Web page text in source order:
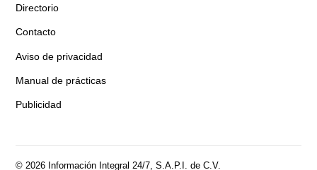
Directorio
Contacto
Aviso de privacidad
Manual de prácticas
Publicidad
© 2026 Información Integral 24/7, S.A.P.I. de C.V.